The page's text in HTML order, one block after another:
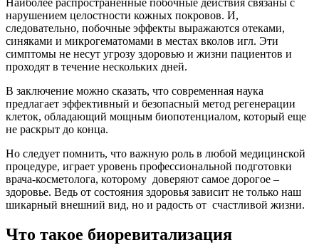
нарушением целостности кожных покровов. И,
следовательно, побочные эффекты выражаются отеками,
синяками и микрогематомами в местах вколов игл. Эти
симптомы не несут угрозу здоровью и жизни пациентов и
проходят в течение нескольких дней.
В заключение можно сказать, что современная наука
предлагает эффективный и безопасный метод регенерации
клеток, обладающий мощным биопотенциалом, который еще
не раскрыт до конца.
Но следует помнить, что важную роль в любой медицинской
процедуре, играет уровень профессиональной подготовки
врача-косметолога, которому доверяют самое дорогое –
здоровье. Ведь от состояния здоровья зависит не только наш
шикарный внешний вид, но и радость от счастливой жизни.
Что такое биоревитализация